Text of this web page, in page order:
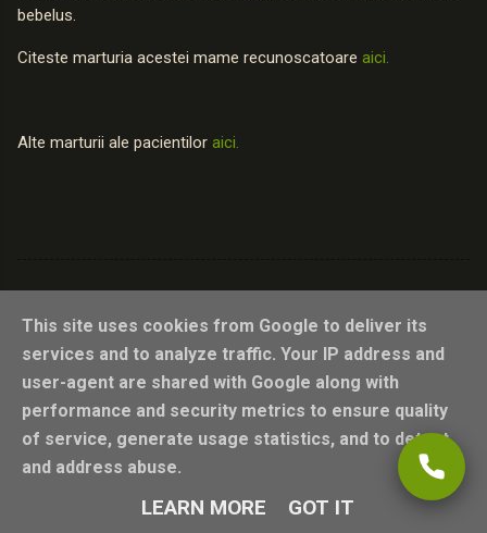
bebelus.
Citeste marturia acestei mame recunoscatoare aici.
Alte marturii ale pacientilor aici.
Un produs Blogger
This site uses cookies from Google to deliver its
services and to analyze traffic. Your IP address and
user-agent are shared with Google along with
performance and security metrics to ensure quality
of service, generate usage statistics, and to detect
and address abuse.
LEARN MORE GOT IT